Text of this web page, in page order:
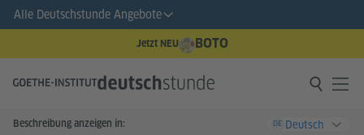
Alle Deutschstunde Angebote
Jetzt NEU BOTO
Beschreibung anzeigen in: DE Deutsch